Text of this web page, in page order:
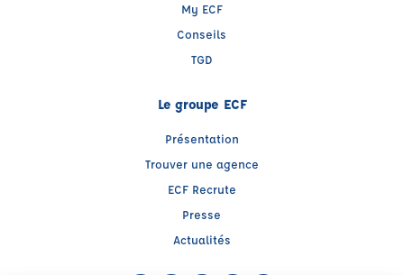
My ECF
Conseils
TGD
Le groupe ECF
Présentation
Trouver une agence
ECF Recrute
Presse
Actualités